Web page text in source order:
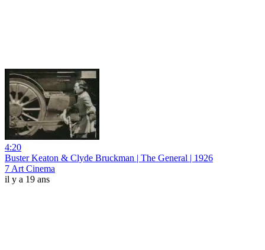
4:20
Buster Keaton & Clyde Bruckman | The General | 1926
7 Art Cinema
il y a 19 ans